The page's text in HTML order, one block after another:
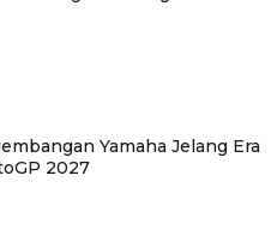
Yamaha Jelang Era
2027